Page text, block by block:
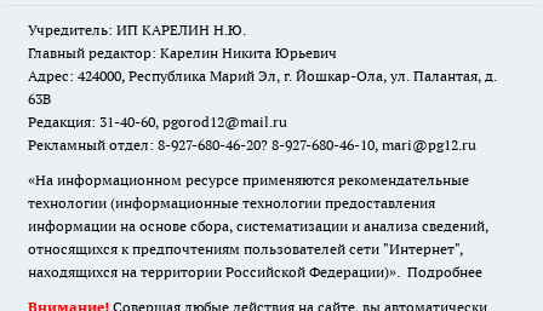
Учредитель: ИП КАРЕЛИН Н.Ю.
Главный редактор: Карелин Никита Юрьевич
Адрес: 424000, Республика Марий Эл, г. Йошкар-Ола, ул. Палантая, д.
63В
Редакция: 31-40-60, pgorod12@mail.ru
Рекламный отдел: 8-927-680-46-20? 8-927-680-46-10, mari@pg12.ru
«На информационном ресурсе применяются рекомендательные
технологии (информационные технологии предоставления
информации на основе сбора, систематизации и анализа сведений,
относящихся к предпочтениям пользователей сети "Интернет",
находящихся на территории Российской Федерации)». Подробнее
Внимание! Совершая любые действия на сайте, вы автоматически